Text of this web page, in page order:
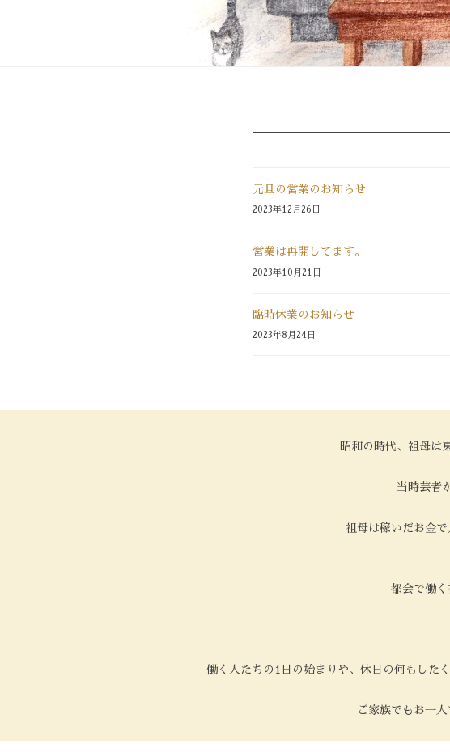
home
年
6
26
元旦の営業のお知らせ
2023年12月26日
営業は再開してます。
2023年10月21日
臨時休業のお知らせ
2023年8月24日
昭和の時代、祖母は
当時芸者
祖母は稼いだお金
都会で働く
働く人たちの1日の始まりや、休日の何もした
ご家族でもお一